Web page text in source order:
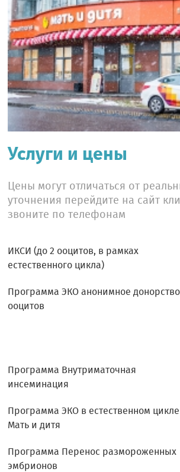
Услуги и цены
Цены могут отличаться от
уточнения перейдите на сайт
звоните по телефонам
ИКСИ (до 2 ооцитов, в рамках
естественного цикла)
Программа ЭКО анонимное донорство
ооцитов
Программа Внутриматочная
инсеминация
Программа ЭКО в естественном цикле
Мать и дитя
Программа Перенос размороженных
эмбрионов